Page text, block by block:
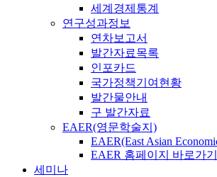
세계경제통계
연구성과정보
연차보고서
발간자료목록
인포카드
국가정책기여현황
발간물안내
구 발간자료
EAER(영문학술지)
EAER(East Asian
EAER 홈페이지 바로가기
세미나